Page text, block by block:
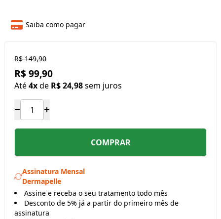
Saiba como pagar
R$ 149,90
R$ 99,90
Até4xde R$ 24,98sem juros
COMPRAR
Assinatura Mensal
Dermapelle
Assine e receba o seu tratamento todo mês
Desconto de 5% já a partir do primeiro mês de
assinatura